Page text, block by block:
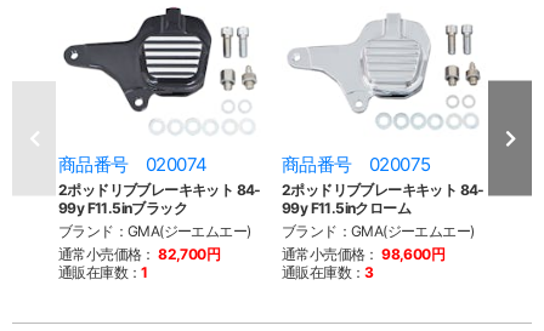
商品番号 020074
2ポッドリブブレーキキット 84-
99y F11.5inブラック
ブランド：GMA(ジーエムエー)
通常小売価格： 82,700円
通販在庫数：1
商品番号 020075
2ポッドリブブレーキキット 84-
99y F11.5inクローム
ブランド：GMA(ジーエムエー)
通常小売価格： 98,600円
通販在庫数：3